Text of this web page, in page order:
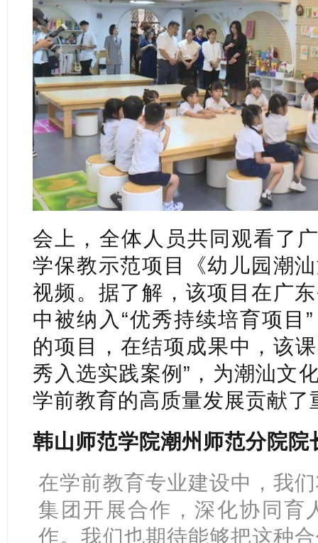
会上，全体人员共同观看了
学保教示范项目《幼儿园潮
视频。据了解，该项目在广
中被纳入“优秀持续培育项目
的项目，在结项成果中，该
秀入选实践案例”，为潮汕文
学前教育的高质量发展贡献了
韩山师范学院潮州师范分院院
在学前教育专业建设中，我
集团开展合作，深化协同育
作。我们也期待能够把这种